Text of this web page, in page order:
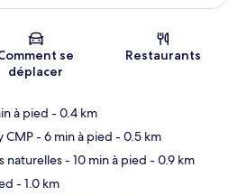
Carte
se
déplacer
Restaurants
à pied - 0.4 km
CMP- 6 min à pied - 0.5 km
naturelles- 10 min à pied - 0.9 km
- 1.0 km